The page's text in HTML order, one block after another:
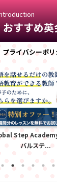
すすめ
プライバシーポリ
Step
バルステ...